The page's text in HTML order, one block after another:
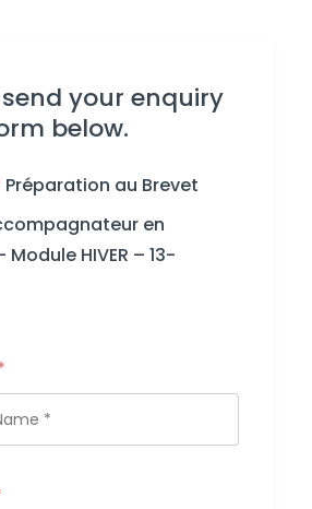
your enquiry
below.
Préparation au Brevet
en
HIVER – 13-